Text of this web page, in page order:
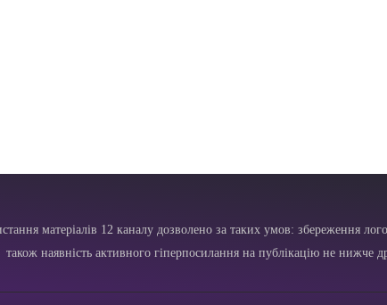
матеріалів 12 каналу дозволено за таких умов: збереження
також наявність активного гіперпосилання на публікацію не нижче